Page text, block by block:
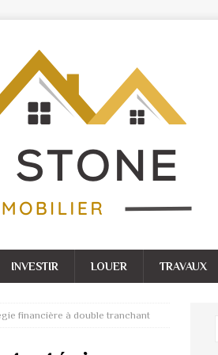
INVESTIR LOUER TRAVAUX
financière à double tranchant